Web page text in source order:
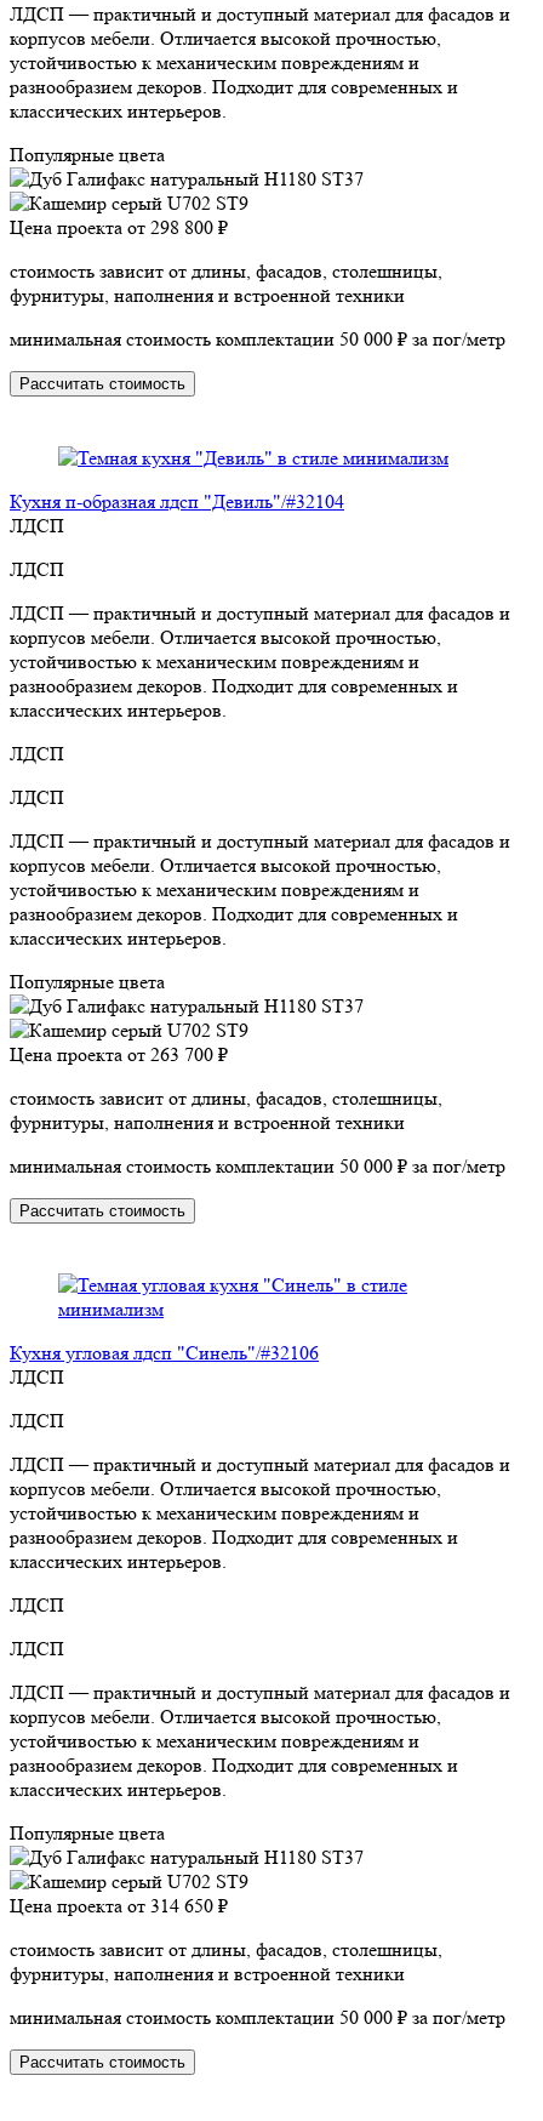
ЛДСП — практичный и доступный материал для фасадов и
корпусов мебели. Отличается высокой прочностью,
устойчивостью к механическим повреждениям и
разнообразием декоров. Подходит для современных и
классических интерьеров.
Популярные цвета
Цена проекта от 298 800 ₽
стоимость зависит от длины, фасадов, столешницы,
фурнитуры, наполнения и встроенной техники
минимальная стоимость комплектации 50 000 ₽ за пог/метр
Рассчитать стоимость
Кухня п-образная лдсп "Девиль"/#32104
ЛДСП
ЛДСП
ЛДСП — практичный и доступный материал для фасадов и
корпусов мебели. Отличается высокой прочностью,
устойчивостью к механическим повреждениям и
разнообразием декоров. Подходит для современных и
классических интерьеров.
ЛДСП
ЛДСП
ЛДСП — практичный и доступный материал для фасадов и
корпусов мебели. Отличается высокой прочностью,
устойчивостью к механическим повреждениям и
разнообразием декоров. Подходит для современных и
классических интерьеров.
Популярные цвета
Цена проекта от 263 700 ₽
стоимость зависит от длины, фасадов, столешницы,
фурнитуры, наполнения и встроенной техники
минимальная стоимость комплектации 50 000 ₽ за пог/метр
Рассчитать стоимость
Кухня угловая лдсп "Синель"/#32106
ЛДСП
ЛДСП
ЛДСП — практичный и доступный материал для фасадов и
корпусов мебели. Отличается высокой прочностью,
устойчивостью к механическим повреждениям и
разнообразием декоров. Подходит для современных и
классических интерьеров.
ЛДСП
ЛДСП
ЛДСП — практичный и доступный материал для фасадов и
корпусов мебели. Отличается высокой прочностью,
устойчивостью к механическим повреждениям и
разнообразием декоров. Подходит для современных и
классических интерьеров.
Популярные цвета
Цена проекта от 314 650 ₽
стоимость зависит от длины, фасадов, столешницы,
фурнитуры, наполнения и встроенной техники
минимальная стоимость комплектации 50 000 ₽ за пог/метр
Рассчитать стоимость